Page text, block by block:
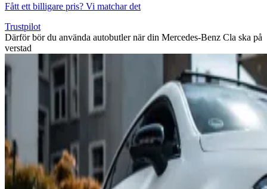
Fått ett billigare pris? Vi matchar det
Trustpilot
Därför bör du använda autobutler när din Mercedes-Benz Cla ska på
verstad